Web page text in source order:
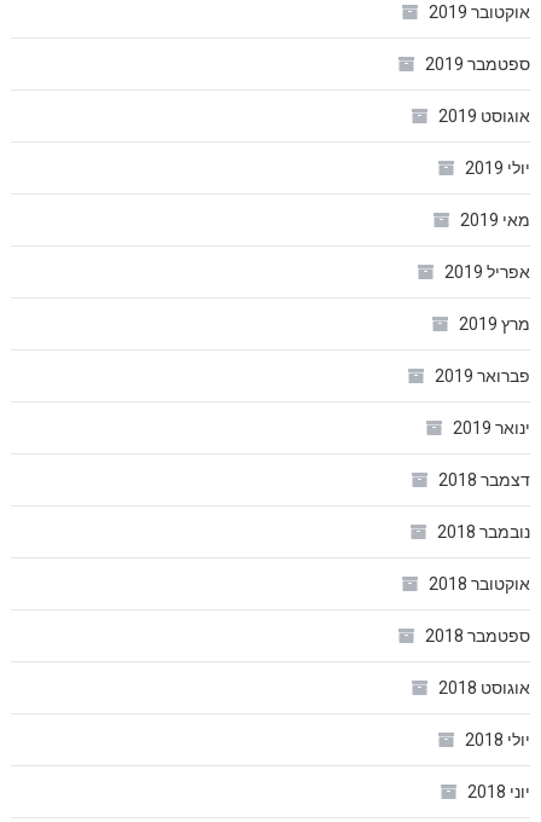
אוקטובר 2019
ספטמבר 2019
אוגוסט 2019
יולי 2019
מאי 2019
אפריל 2019
מרץ 2019
פברואר 2019
ינואר 2019
דצמבר 2018
נובמבר 2018
אוקטובר 2018
ספטמבר 2018
אוגוסט 2018
יולי 2018
יוני 2018